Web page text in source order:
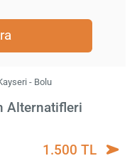
- Bolu
Alternatifleri
1.500 TL